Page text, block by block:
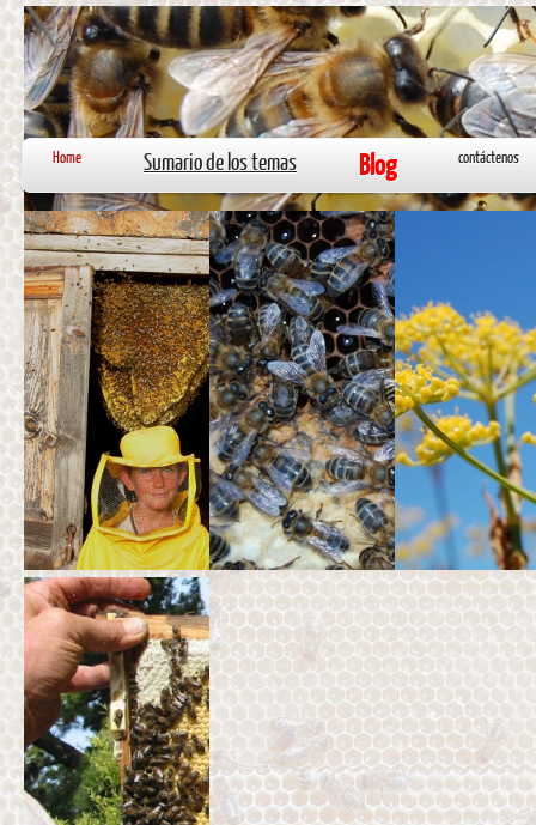
Home Sumario de los temas Blog contáctenos